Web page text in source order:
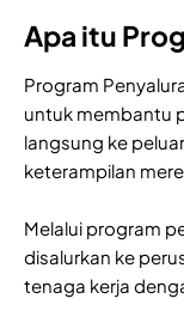
Apa itu
Program
untuk membantu
langsung ke
keterampilan
Melalui program
disalurkan ke
tenaga kerja